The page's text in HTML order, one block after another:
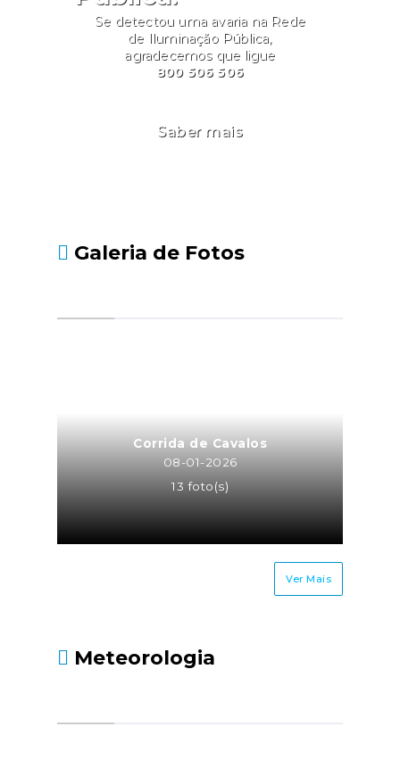
Se detectou uma avaria na Rede
de Iluminação Pública,
agradecemos que ligue
800 506 506
Saber mais
Galeria de Fotos
Corrida de Cavalos
08-01-2026
13 foto(s)
Ver Mais
Meteorologia